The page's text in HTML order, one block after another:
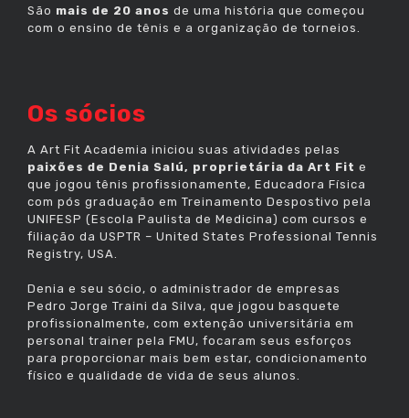
São mais de 20 anos de uma história que começou
com o ensino de tênis e a organização de torneios.
Os sócios
A Art Fit Academia iniciou suas atividades pelas
paixões de Denia Salú, proprietária da Art Fit e
que jogou tênis profissionamente, Educadora Física
com pós graduação em Treinamento Despostivo pela
UNIFESP (Escola Paulista de Medicina) com cursos e
filiação da USPTR – United States Professional Tennis
Registry, USA.
Denia e seu sócio, o administrador de empresas
Pedro Jorge Traini da Silva, que jogou basquete
profissionalmente, com extenção universitária em
personal trainer pela FMU, focaram seus esforços
para proporcionar mais bem estar, condicionamento
físico e qualidade de vida de seus alunos.